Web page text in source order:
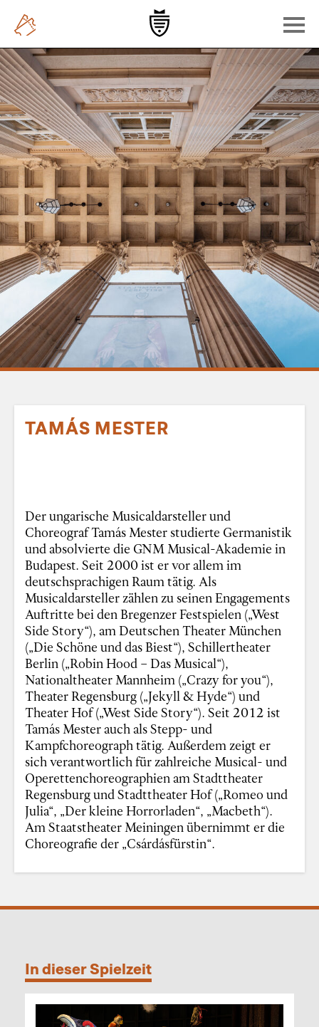
TAMÁS MESTER
Der ungarische Musicaldarsteller und
Choreograf Tamás Mester studierte Germanistik
und absolvierte die GNM Musical-Akademie in
Budapest. Seit 2000 ist er vor allem im
deutschsprachigen Raum tätig. Als
Musicaldarsteller zählen zu seinen Engagements
Auftritte bei den Bregenzer Festspielen („West
Side Story“), am Deutschen Theater München
(„Die Schöne und das Biest“), Schillertheater
Berlin („Robin Hood – Das Musical“),
Nationaltheater Mannheim („Crazy for you“),
Theater Regensburg („Jekyll & Hyde“) und
Theater Hof („West Side Story“). Seit 2012 ist
Tamás Mester auch als Stepp- und
Kampfchoreograph tätig. Außerdem zeigt er
sich verantwortlich für zahlreiche Musical- und
Operettenchoreographien am Stadttheater
Regensburg und Stadttheater Hof („Romeo und
Julia“, „Der kleine Horrorladen“, „Macbeth“).
Am Staatstheater Meiningen übernimmt er die
Choreografie der „Csárdásfürstin“.
In dieser Spielzeit